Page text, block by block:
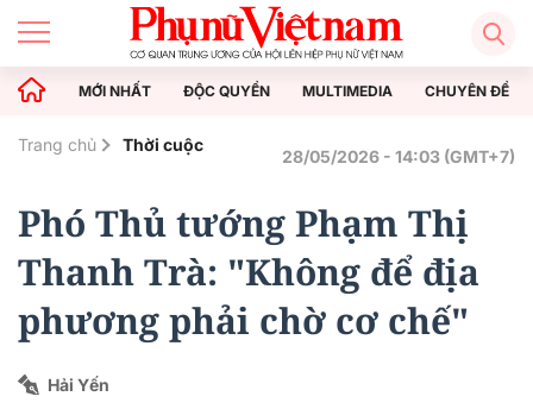
MỚI NHẤT ĐỘC QUYỀN MULTIMEDIA CHUYÊN ĐỀ
Trang chủ Thời cuộc
28/05/2026 - 14:03 (GMT+7)
Phó Thủ tướng Phạm Thị
Thanh Trà: "Không để địa
phương phải chờ cơ chế"
Hải Yến